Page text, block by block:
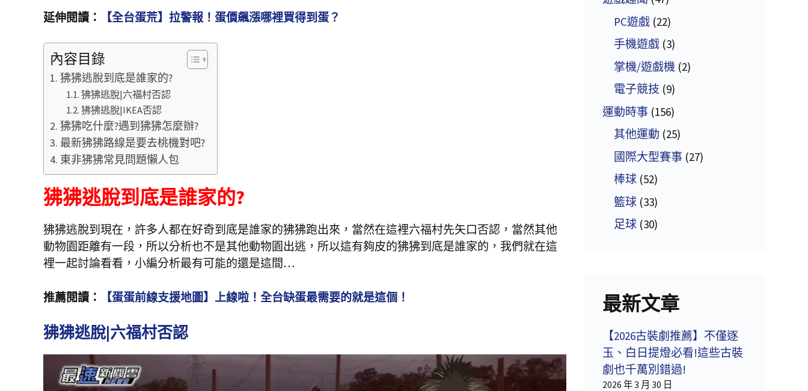
延伸閱讀： 【全台蛋荒】拉警報！蛋價飆漲哪裡買得到蛋？
內容目錄
狒狒逃脫到底是誰家的?
狒狒逃脫|六福村否認
狒狒逃脫|IKEA否認
狒狒吃什麼?遇到狒狒怎麼辦?
最新狒狒路線是要去桃機對吧?
東非狒狒常見問題懶人包
狒狒逃脫到底是誰家的?
狒狒逃脫到現在，許多人都在好奇到底是誰家的狒狒跑出來，當然在這裡六福村先矢口否認，當然其他
動物園距離有一段，所以分析也不是其他動物園出逃，所以這有夠皮的狒狒到底是誰家的，我們就在這
裡一起討論看看，小編分析最有可能的還是這間…
推薦閱讀： 【蛋蛋前線支援地圖】上線啦！全台缺蛋最需要的就是這個！
狒狒逃脫|六福村否認
PC遊戲 (22)
手機遊戲 (3)
掌機/遊戲機 (2)
電子競技 (9)
運動時事 (156)
其他運動 (25)
國際大型賽事 (27)
棒球 (52)
籃球 (33)
足球 (30)
最新文章
【2026古裝劇推薦】不僅逐
玉、白日提燈必看!這些古裝
劇也千萬別錯過!
2026 年 3 月 30 日